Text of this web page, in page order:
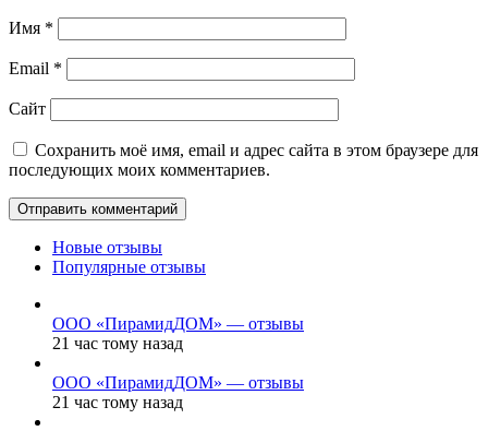
Имя *
Email *
Сайт
Сохранить моё имя, email и адрес сайта в этом браузере для
последующих моих комментариев.
Новые отзывы
Популярные отзывы
ООО «ПирамидДОМ» — отзывы
21 час тому назад
ООО «ПирамидДОМ» — отзывы
21 час тому назад